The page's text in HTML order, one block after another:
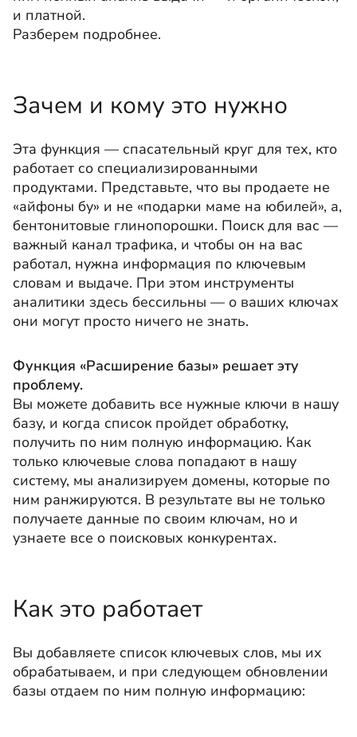
и платной.
Разберем подробнее.
Зачем и кому это нужно
Эта функция — спасательный круг для тех, кто
работает со специализированными
продуктами. Представьте, что вы продаете не
«айфоны бу» и не «подарки маме на юбилей», а,
бентонитовые глинопорошки. Поиск для вас —
важный канал трафика, и чтобы он на вас
работал, нужна информация по ключевым
словам и выдаче. При этом инструменты
аналитики здесь бессильны — о ваших ключах
они могут просто ничего не знать.
Функция «Расширение базы» решает эту
проблему.
Вы можете добавить все нужные ключи в нашу
базу, и когда список пройдет обработку,
получить по ним полную информацию. Как
только ключевые слова попадают в нашу
систему, мы анализируем домены, которые по
ним ранжируются. В результате вы не только
получаете данные по своим ключам, но и
узнаете все о поисковых конкурентах.
Как это работает
Вы добавляете список ключевых слов, мы их
обрабатываем, и при следующем обновлении
базы отдаем по ним полную информацию: